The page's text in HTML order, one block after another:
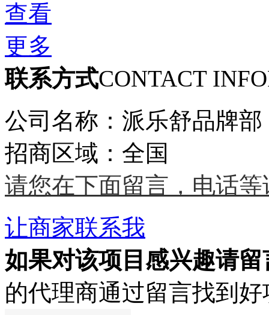
查看
更多
联系方式CONTACT
公司名称：派乐舒品牌部
招商区域：全国
请您在下面留言，电话
让商家联系我
如果对该项目感兴趣请留
的代理商通过留言找到